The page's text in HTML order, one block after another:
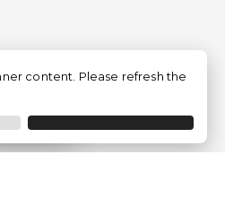
Filtrer
content. Please refresh the